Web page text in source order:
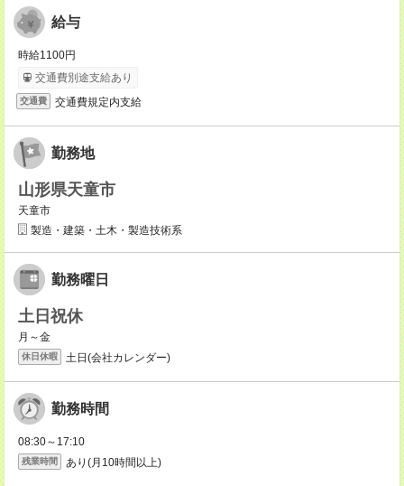
給与
時給1100円
交通費別途支給あり
交通費 交通費規定内支給
勤務地
山形県天童市
天童市
製造・建築・土木・製造技術系
勤務曜日
土日祝休
月～金
休日休暇 土日(会社カレンダー)
勤務時間
08:30～17:10
残業時間 あり(月10時間以上)